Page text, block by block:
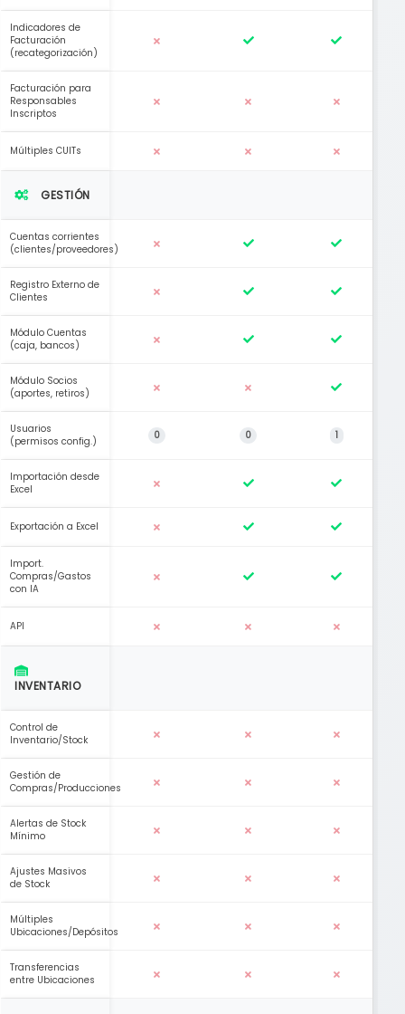
Indicadores de
Facturación
(recategorización)
Facturación para
Responsables
Inscriptos
Múltiples CUITs
GESTIÓN
Cuentas corrientes
(clientes/proveedores)
Registro Externo de
Clientes
Módulo Cuentas
(caja, bancos)
Módulo Socios
(aportes, retiros)
Usuarios
(permisos config.)
0 0 1
Importación desde
Excel
Exportación a Excel
Import.
Compras/Gastos
con IA
API
INVENTARIO
Control de
Inventario/Stock
Gestión de
Compras/Producciones
Alertas de Stock
Mínimo
Ajustes Masivos
de Stock
Múltiples
Ubicaciones/Depósitos
Transferencias
entre Ubicaciones